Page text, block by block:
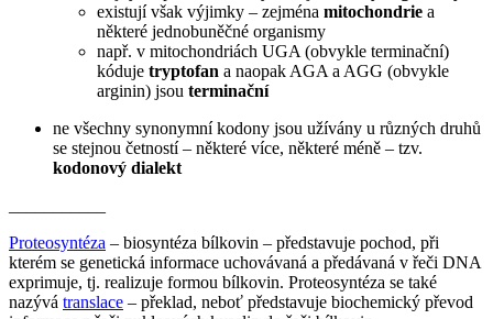
existují však výjimky – zejména mitochondrie a
některé jednobuněčné organismy
např. v mitochondriách UGA (obvykle terminační)
kóduje tryptofan a naopak AGA a AGG (obvykle
arginin) jsou terminační
ne všechny synonymní kodony jsou užívány u různých druhů
se stejnou četností – některé více, některé méně – tzv.
kodonový dialekt
Proteosyntéza – biosyntéza bílkovin – představuje pochod, při
kterém se genetická informace uchovávaná a předávaná v řeči DNA
exprimuje, tj. realizuje formou bílkovin. Proteosyntéza se také
nazývá translace – překlad, neboť představuje biochemický převod